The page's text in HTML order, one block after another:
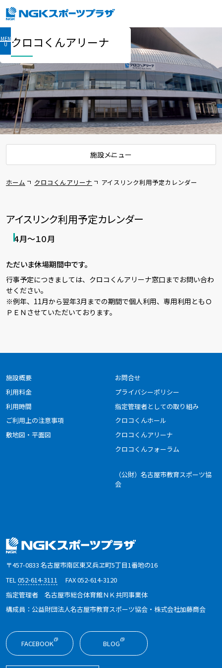
MEN
U
コンサート等イベント情報
周辺情報、アクセス
イベント主催者の方へ
クロコくんアリーナ
施設メニュー
ホーム クロコくんアリーナ アイスリンク利用予定カレンダー
アイスリンク利用予定カレンダー
４月～１０月
ただいま休場期間中です。
行事予定につきましては、クロコくんアリーナ窓口までお問い合わ
せください。
※例年、11月から翌年3月までの期間で個人利用、専用利用ともＯ
ＰＥＮさせていただいております。
施設概要
利用料金
利用時間
ご利用上の注意事項
敷地図・平面図
お問合せ
プライバシーポリシー
指定管理者としての取り組み
クロコくんホール
クロコくんアリーナ
クロコくんフォーラム
（公財）名古屋市教育スポーツ協
会
〒457-0833 名古屋市南区東又兵ヱ町5丁目1番地の16
TEL052-614-3111
FAX 052-614-3120
指定管理者 名古屋市総合体育館ＮＫ共同事業体
構成員：公益財団法人名古屋市教育スポーツ協会・株式会社加藤商会
FACEBOOK 外部リンク BLOG 外部リンク